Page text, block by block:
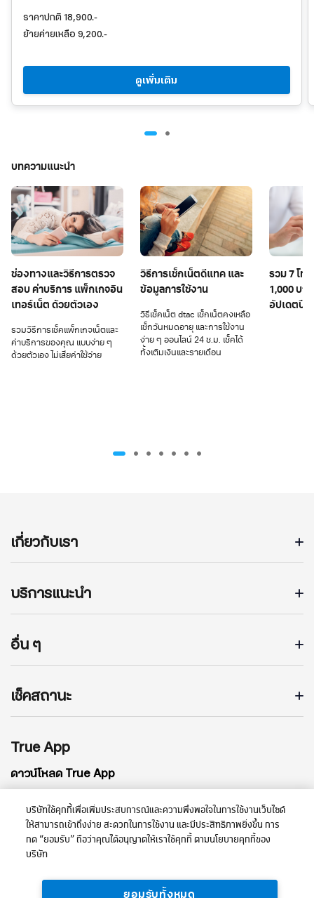
ราคาปกติ 18,900.-
ย้ายค่ายเหลือ 9,200.-
ดูเพิ่มเติม
บทความแนะนำ
ช่องทางและวิธีการตรวจ
สอบ ค่าบริการ แพ็กเกจอิน
เทอร์เน็ต ด้วยตัวเอง
รวมวิธีการเช็คแพ็กเกจเน็ตและ
ค่าบริการของคุณ แบบง่าย ๆ
ด้วยตัวเอง ไม่เสียค่าใช้จ่าย
วิธีการเช็กเน็ตดีแทค และ
ข้อมูลการใช้งาน
วิธีเช็คเน็ต dtac เช็กเน็ตคงเหลือ
เช็กวันหมดอายุ และการใช้งาน
ง่าย ๆ ออนไลน์ 24 ช.ม. เช็คได้
ทั้งเติมเงินและรายเดือน
รวม 7 โท
1,000 บา
อัปเดตปี
เกี่ยวกับเรา
บริการแนะนำ
อื่น ๆ
เช็คสถานะ
True App
ดาวน์โหลด True App
บริษัทใช้คุกกี้เพื่อเพิ่มประสบการณ์และความพึงพอใจในการใช้งานเว็บไซต์
ให้สามารถเข้าถึงง่าย สะดวกในการใช้งาน และมีประสิทธิภาพยิ่งขึ้น การ
กด “ยอมรับ” ถือว่าคุณได้อนุญาตให้เราใช้คุกกี้ ตามนโยบายคุกกี้ของ
บริษัท
ยอมรับทั้งหมด